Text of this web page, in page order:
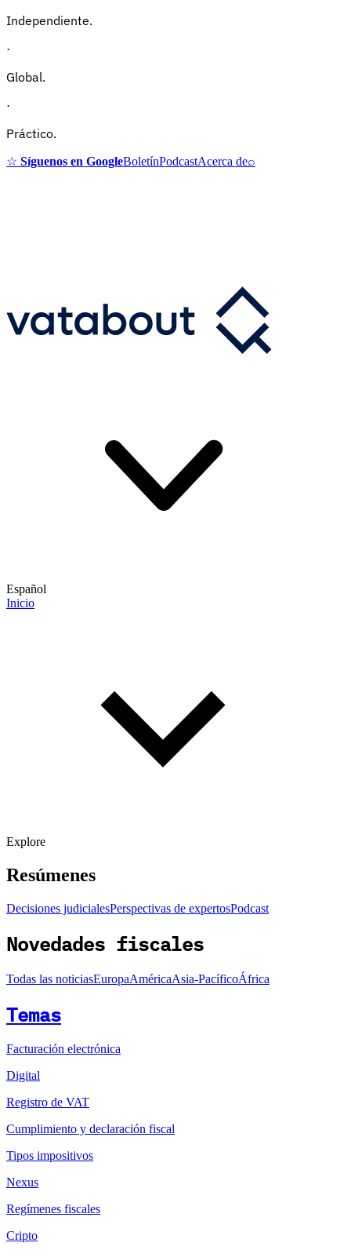
Independiente.
·
Global.
·
Práctico.
☆ Síguenos en GoogleBoletínPodcastAcerca de⌕
Español
Inicio
Explore
Resúmenes
Decisiones judicialesPerspectivas de expertosPodcast
Novedades fiscales
Todas las noticiasEuropaAméricaAsia-PacíficoÁfrica
Temas
Facturación electrónica
Digital
Registro de VAT
Cumplimiento y declaración fiscal
Tipos impositivos
Nexus
Regímenes fiscales
Cripto